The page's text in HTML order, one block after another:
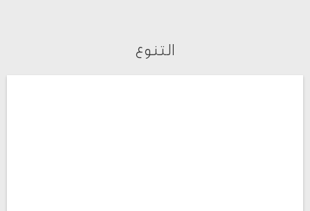
التنوع